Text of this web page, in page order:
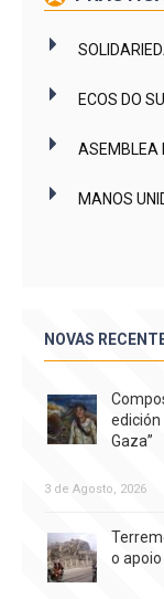
ECOS DO
ASEMBLEA
MANOS
NOVAS
edición
Gaza”
3 de Agosto, 2026
o